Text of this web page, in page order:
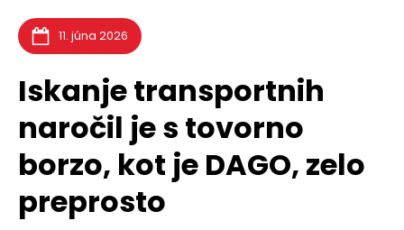
11. júna 2026
Iskanje transportnih
naročil je s tovorno
borzo, kot je DAGO, zelo
preprosto